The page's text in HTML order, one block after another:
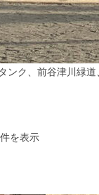
ク、前谷津川緑
を表示